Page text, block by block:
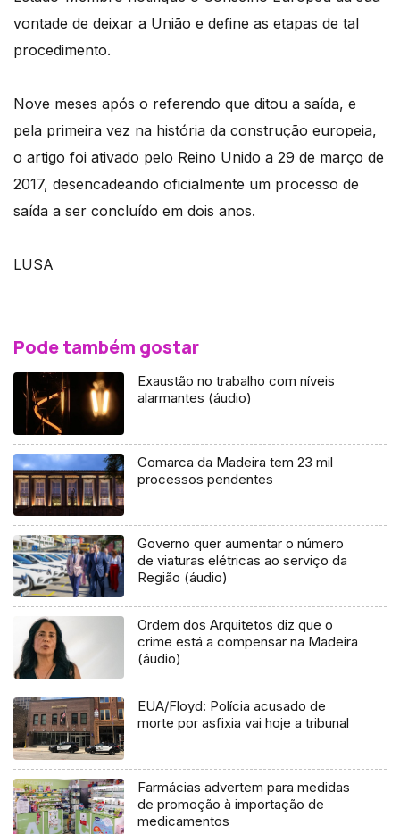
vontade de deixar a União e define as etapas de tal
procedimento.
Nove meses após o referendo que ditou a saída, e
pela primeira vez na história da construção europeia,
o artigo foi ativado pelo Reino Unido a 29 de março de
2017, desencadeando oficialmente um processo de
saída a ser concluído em dois anos.
LUSA
Pode também gostar
Exaustão no trabalho com níveis
alarmantes (áudio)
Comarca da Madeira tem 23 mil
processos pendentes
Governo quer aumentar o número
de viaturas elétricas ao serviço da
Região (áudio)
Ordem dos Arquitetos diz que o
crime está a compensar na Madeira
(áudio)
EUA/Floyd: Polícia acusado de
morte por asfixia vai hoje a tribunal
Farmácias advertem para medidas
de promoção à importação de
medicamentos